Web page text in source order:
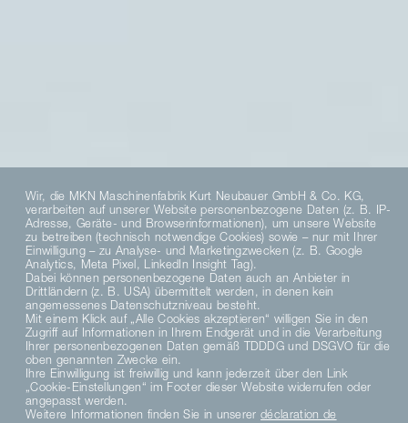
Wir, die MKN Maschinenfabrik Kurt Neubauer GmbH & Co. KG,
verarbeiten auf unserer Website personenbezogene Daten (z. B. IP-
Adresse, Geräte- und Browserinformationen), um unsere Website
zu betreiben (technisch notwendige Cookies) sowie – nur mit Ihrer
Einwilligung – zu Analyse- und Marketingzwecken (z. B. Google
Analytics, Meta Pixel, LinkedIn Insight Tag).
Dabei können personenbezogene Daten auch an Anbieter in
Drittländern (z. B. USA) übermittelt werden, in denen kein
angemessenes Datenschutzniveau besteht.
Mit einem Klick auf „Alle Cookies akzeptieren“ willigen Sie in den
Zugriff auf Informationen in Ihrem Endgerät und in die Verarbeitung
Ihrer personenbezogenen Daten gemäß TDDDG und DSGVO für die
oben genannten Zwecke ein.
Ihre Einwilligung ist freiwillig und kann jederzeit über den Link
„Cookie-Einstellungen“ im Footer dieser Website widerrufen oder
angepasst werden.
Weitere Informationen finden Sie in unsererdéclaration de